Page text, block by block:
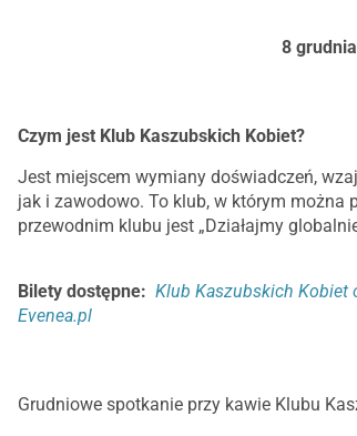
8
Czym jest Klub Kaszubskich Kobiet?
Jest miejscem wymiany doświadczeń,
jak i zawodowo. To klub, w którym można
przewodnim klubu jest „Działajmy
Bilety dostępne: Klub Kaszubskich Kobiet
Evenea.pl
Grudniowe spotkanie przy kawie Klubu